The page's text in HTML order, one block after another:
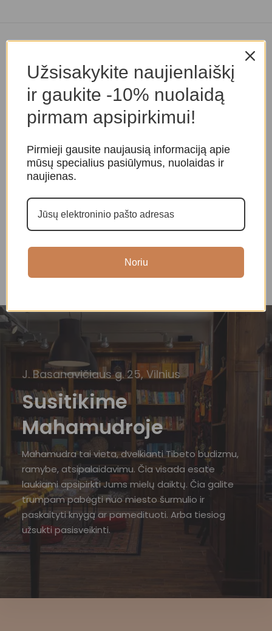
Rožinio kvarco apyrankė
Apyrankės
apyrankės
Raudono jaspio apyrankė
6 mm
apyrankės, Kristalų
apyrankės
J. Basanavičiaus g. 25, Vilnius
Susitikime
Mahamudroje
Mahamudra tai vieta, dvelkianti Tibeto budizmu,
ramybe, atsipalaidavimu. Čia visada esate
laukiami apsipirkti Jums mielų daiktų. Čia galite
trumpam pabėgti nuo miesto šurmulio ir
paskaityti knygą ar pamedituoti. Arba tiesiog
užsukti pasisveikinti.
Užsisakykite naujienlaiškį
ir gaukite -10% nuolaidą
pirmam apsipirkimui!
Pirmieji gausite naujausią informaciją apie
mūsų specialius pasiūlymus, nuolaidas ir
naujienas.
Noriu